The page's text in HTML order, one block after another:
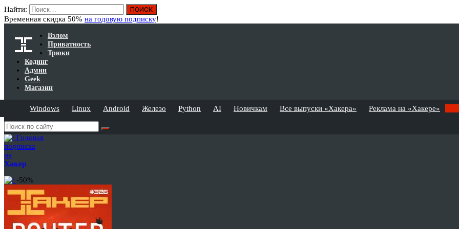
Найти:
Временная скидка 50% на годовую подписку!
Взлом
Приватность
Трюки
Кодинг
Админ
Geek
Магазин
Windows Linux Android Железо Python AI Новичкам Все выпуски «Хакера» Реклама на «Хакере»
Годовая
подписка
на
Хакер
-50%